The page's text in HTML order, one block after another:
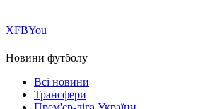
ХFBYou
Новини футболу
Всі новини
Трансфери